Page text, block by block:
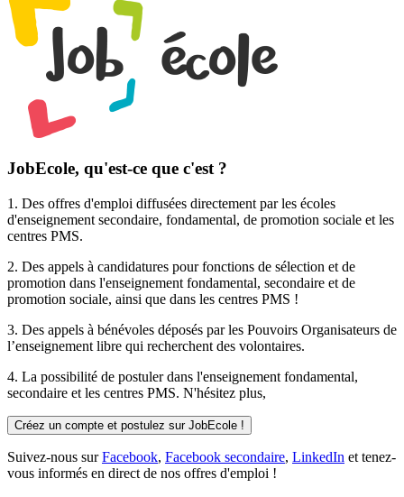
JobEcole, qu'est-ce que c'est ?
1. Des offres d'emploi diffusées directement par les écoles
d'enseignement secondaire, fondamental, de promotion sociale et les
centres PMS.
2. Des appels à candidatures pour fonctions de sélection et de
promotion dans l'enseignement fondamental, secondaire et de
promotion sociale, ainsi que dans les centres PMS !
3. Des appels à bénévoles déposés par les Pouvoirs Organisateurs de
l’enseignement libre qui recherchent des volontaires.
4. La possibilité de postulerdans l'enseignement fondamental,
secondaire et les centres PMS. N'hésitez plus,
Créez un compte et postulez sur JobEcole !
Suivez-nous surFacebook, Facebook secondaire, LinkedIn et tenez-
vous informés en direct de nos offres d'emploi !